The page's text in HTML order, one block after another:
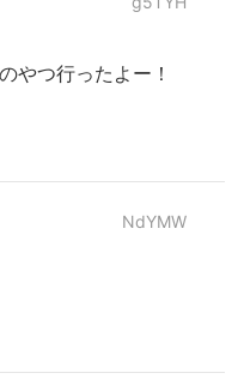
やつ行ったよー！
NdYMW